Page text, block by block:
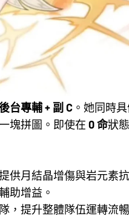
台專輔 + 副 C 。她同時
塊拼圖。即使在 0 命狀
供月結晶增傷與岩元素
助增益。
，提升整體隊伍運轉流